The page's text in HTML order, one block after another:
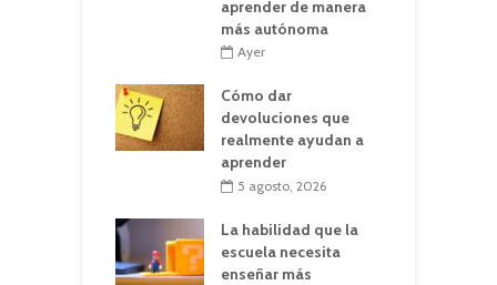
aprender de manera
más autónoma
Ayer
Cómo dar
devoluciones que
realmente ayudan a
aprender
5 agosto, 2026
La habilidad que la
escuela necesita
enseñar más